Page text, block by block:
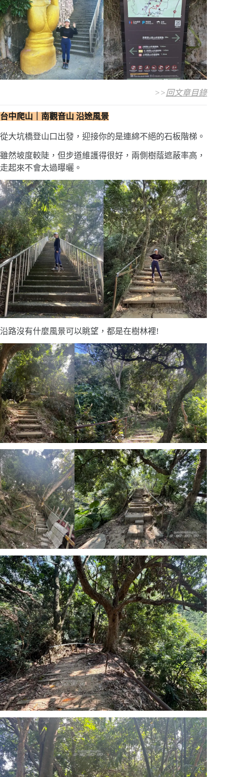
>>回文章目錄
台中爬山｜南觀音山 沿途風景
從大坑橋登山口出發，迎接你的是連綿不絕的石板階梯。
雖然坡度較陡，但步道維護得很好，兩側樹蔭遮蔽率高，
走起來不會太過曝曬。
沿路沒有什麼風景可以眺望，都是在樹林裡!